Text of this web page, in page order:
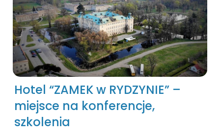
Hotel “ZAMEK w RYDZYNIE” –
miejsce na konferencje,
szkolenia